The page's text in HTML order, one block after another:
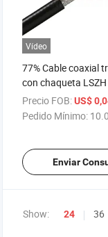
Vídeo
77% Cable coaxial
con chaqueta LSZH
Cable coaxial para
CATV
Precio FOB:US$
Pedido Mínimo:
Enviar
Show: 24 36